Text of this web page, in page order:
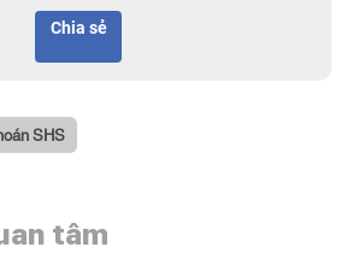
Chia sẻ
SHS
tâm